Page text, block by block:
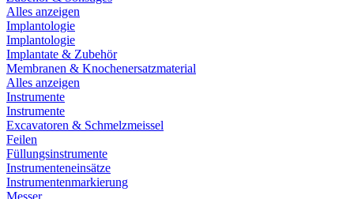
Alles anzeigen
Implantologie
Implantologie
Implantate & Zubehör
Membranen & Knochenersatzmaterial
Alles anzeigen
Instrumente
Instrumente
Excavatoren & Schmelzmeissel
Feilen
Füllungsinstrumente
Instrumenteneinsätze
Instrumentenmarkierung
Messer